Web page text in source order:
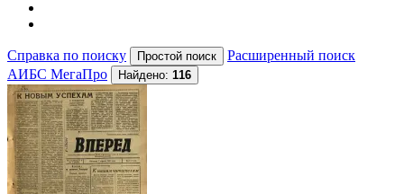
Справка по поиску
Расширенный поиск
АИБС МегаПро
Найдено: 116